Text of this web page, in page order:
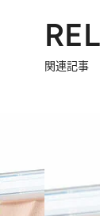
関連記事